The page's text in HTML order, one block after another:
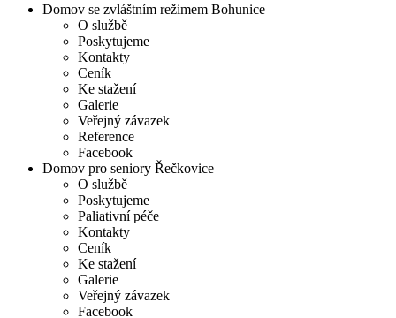
Domov se zvláštním režimem Bohunice
O službě
Poskytujeme
Kontakty
Ceník
Ke stažení
Galerie
Veřejný závazek
Reference
Facebook
Domov pro seniory Řečkovice
O službě
Poskytujeme
Paliativní péče
Kontakty
Ceník
Ke stažení
Galerie
Veřejný závazek
Facebook